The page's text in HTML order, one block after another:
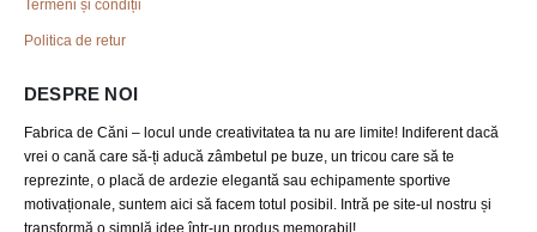
Termeni și condiții
Politica de retur
DESPRE NOI
Fabrica de Căni – locul unde creativitatea ta nu are limite! Indiferent dacă
vrei o cană care să-ți aducă zâmbetul pe buze, un tricou care să te
reprezinte, o placă de ardezie elegantă sau echipamente sportive
motivaționale, suntem aici să facem totul posibil. Intră pe site-ul nostru și
transformă o simplă idee într-un produs memorabil!